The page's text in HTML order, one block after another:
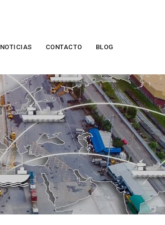
NOTICIAS CONTACTO BLOG